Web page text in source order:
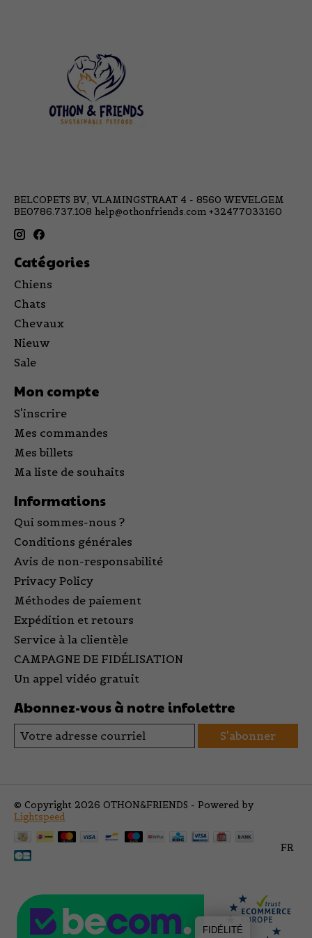
BELCOPETS BV, VLAMINGSTRAAT 4 - 8560 WEVELGEM
BE0786.737.108 help@othonfriends.com +32477033160
Catégories
Chiens
Chats
Chevaux
Nieuw
Sale
Mon compte
S'inscrire
Mes commandes
Mes billets
Ma liste de souhaits
Informations
Qui sommes-nous ?
Conditions générales
Avis de non-responsabilité
Privacy Policy
Méthodes de paiement
Expédition et retours
Service à la clientèle
CAMPAGNE DE FIDÉLISATION
Un appel vidéo gratuit
Abonnez-vous à notre infolettre
S'abonner
© Copyright 2026 OTHON&FRIENDS - Powered by
Lightspeed
FR
FIDÉLITÉ